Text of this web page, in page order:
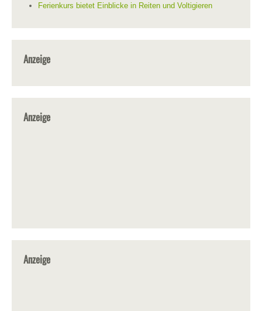
Ferienkurs bietet Einblicke in Reiten und Voltigieren
Anzeige
Anzeige
Anzeige